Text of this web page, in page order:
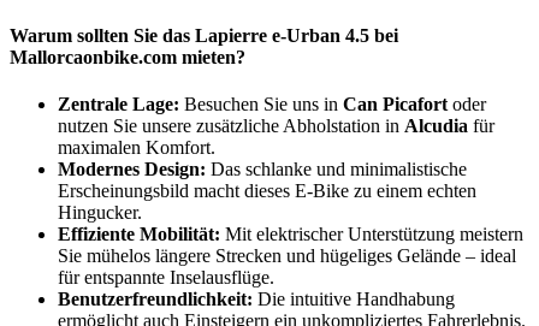
Warum sollten Sie das Lapierre e-Urban 4.5 bei
Mallorcaonbike.com mieten?
Zentrale Lage: Besuchen Sie uns in Can Picafort oder
nutzen Sie unsere zusätzliche Abholstation in Alcudia für
maximalen Komfort.
Modernes Design: Das schlanke und minimalistische
Erscheinungsbild macht dieses E-Bike zu einem echten
Hingucker.
Effiziente Mobilität: Mit elektrischer Unterstützung meistern
Sie mühelos längere Strecken und hügeliges Gelände – ideal
für entspannte Inselausflüge.
Benutzerfreundlichkeit: Die intuitive Handhabung
ermöglicht auch Einsteigern ein unkompliziertes Fahrerlebnis.